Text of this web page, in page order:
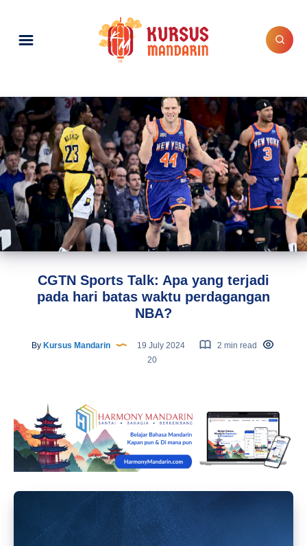
CGTN Sports Talk: Apa yang terjadi
pada hari batas waktu perdagangan
NBA?
By Kursus Mandarin 19 July 2024
2 min read
20